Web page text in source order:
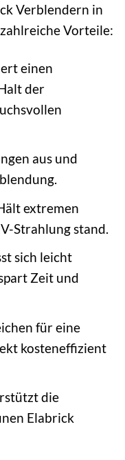
Verblendern in
Vorteile:
einen
der
aus und
extremen
Strahlung stand.
sich leicht
Zeit und
für eine
kosteneffizient
die
Elabrick